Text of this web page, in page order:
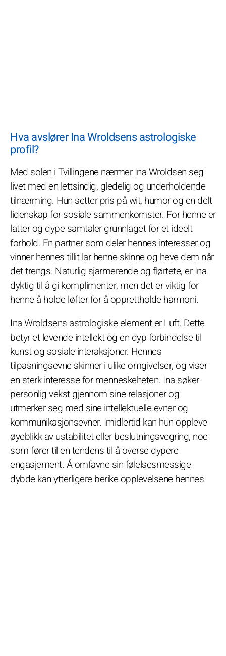
Hva avslører Ina Wroldsens astrologiske
profil?
Med solen i Tvillingene nærmer Ina Wroldsen seg
livet med en lettsindig, gledelig og underholdende
tilnærming. Hun setter pris på wit, humor og en delt
lidenskap for sosiale sammenkomster. For henne er
latter og dype samtaler grunnlaget for et ideelt
forhold. En partner som deler hennes interesser og
vinner hennes tillit lar henne skinne og heve dem når
det trengs. Naturlig sjarmerende og flørtete, er Ina
dyktig til å gi komplimenter, men det er viktig for
henne å holde løfter for å opprettholde harmoni.
Ina Wroldsens astrologiske element er Luft. Dette
betyr et levende intellekt og en dyp forbindelse til
kunst og sosiale interaksjoner. Hennes
tilpasningsevne skinner i ulike omgivelser, og viser
en sterk interesse for menneskeheten. Ina søker
personlig vekst gjennom sine relasjoner og
utmerker seg med sine intellektuelle evner og
kommunikasjonsevner. Imidlertid kan hun oppleve
øyeblikk av ustabilitet eller beslutningsvegring, noe
som fører til en tendens til å overse dypere
engasjement. Å omfavne sin følelsesmessige
dybde kan ytterligere berike opplevelsene hennes.